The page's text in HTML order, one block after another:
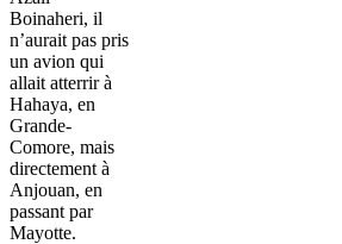
Boinaheri, il
n’aurait pas pris
un avion qui
allait atterrir à
Hahaya, en
Grande-
Comore, mais
directement à
Anjouan, en
passant par
Mayotte.